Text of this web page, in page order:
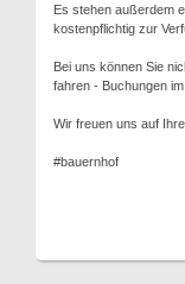
Es stehen außerdem
kostenpflichtig zur
Bei uns können Sie
fahren - Buchungen im
Wir freuen uns auf
#bauernhof